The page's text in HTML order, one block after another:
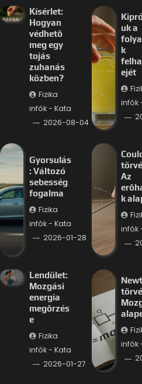
Kísérlet:
Hogyan
védhető
meg egy
tojás
zuhanás
közben?
Fizika
infók - Kata
2026-08-04
uk a
k
ejét
infók
Gyorsulás
: Változó
sebesség
fogalma
Fizika
infók - Kata
2026-01-28
Az
k
infók
Lendület:
Mozgási
energia
megőrzés
e
Fizika
infók - Kata
2026-01-27
infók